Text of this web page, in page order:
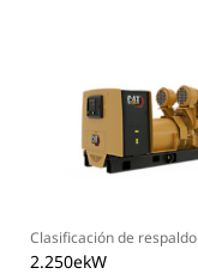
Clasificación de respaldo
2.250ekW